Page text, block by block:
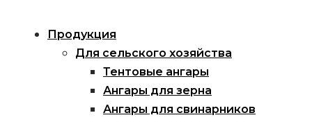
Продукция
Для сельского хозяйства
Тентовые ангары
Ангары для зерна
Ангары для свинарников